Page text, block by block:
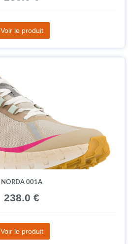
Voir le produit
NORDA 001A
238.0 €
Voir le produit